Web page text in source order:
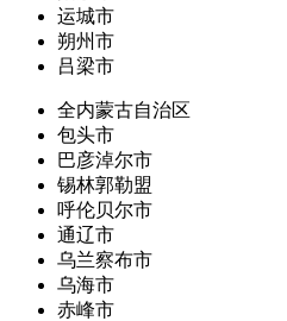
运城市
朔州市
吕梁市
全内蒙古自治区
包头市
巴彦淖尔市
锡林郭勒盟
呼伦贝尔市
通辽市
乌兰察布市
乌海市
赤峰市